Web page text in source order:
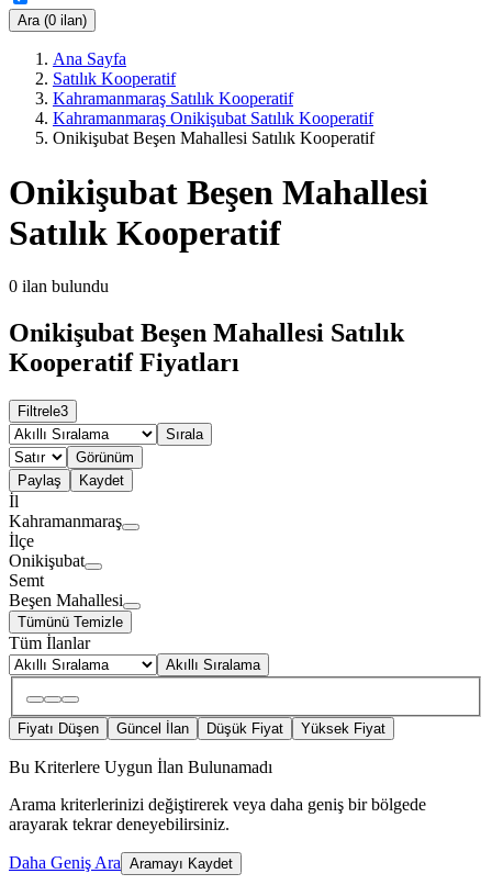
Ara (0 ilan)
Ana Sayfa
Satılık Kooperatif
Kahramanmaraş Satılık Kooperatif
Kahramanmaraş Onikişubat Satılık Kooperatif
Onikişubat Beşen Mahallesi Satılık Kooperatif
Onikişubat Beşen Mahallesi
Satılık Kooperatif
0 ilan bulundu
Onikişubat Beşen Mahallesi Satılık
Kooperatif Fiyatları
Filtrele3
Sırala
Görünüm
Paylaş
Kaydet
İl
Kahramanmaraş
İlçe
Onikişubat
Semt
Beşen Mahallesi
Tümünü Temizle
Tüm İlanlar
Akıllı Sıralama
Fiyatı Düşen Güncel İlan Düşük Fiyat Yüksek Fiyat
Bu Kriterlere Uygun İlan Bulunamadı
Arama kriterlerinizi değiştirerek veya daha geniş bir bölgede
arayarak tekrar deneyebilirsiniz.
Daha Geniş Ara Aramayı Kaydet